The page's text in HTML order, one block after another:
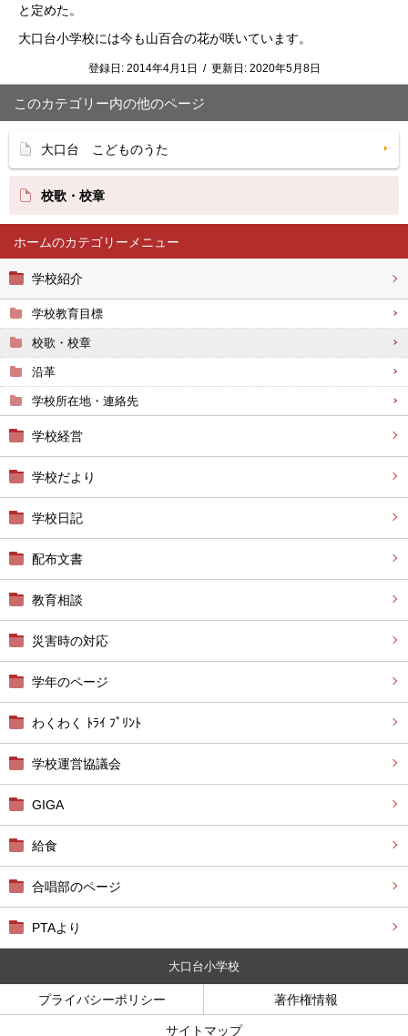
ホーム
学校紹介
学校教育目標
校歌・校章
沿革
学校所在地・連絡先
学校経営
学校だより
学校日記
配布文書
教育相談
災害時の対応
学年のページ
わくわく ﾄﾗｲ ﾌﾟﾘﾝﾄ
学校運営協議会
GIGA
給食
合唱部のページ
PTAより
と定めた。
大口台小学校には今も山百合の花が咲いています。
登録日: 2014年4月1日 / 更新日: 2020年5月8日
このカテゴリー内の他のページ
大口台 こどものうた
校歌・校章
大口台小学校
プライバシーポリシー 著作権情報
サイトマップ